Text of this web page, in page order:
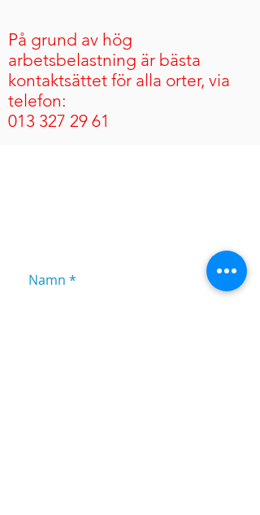
På grund av hög
arbetsbelastning är bästa
kontaktsättet för alla orter, via
telefon:
013 327 29 61